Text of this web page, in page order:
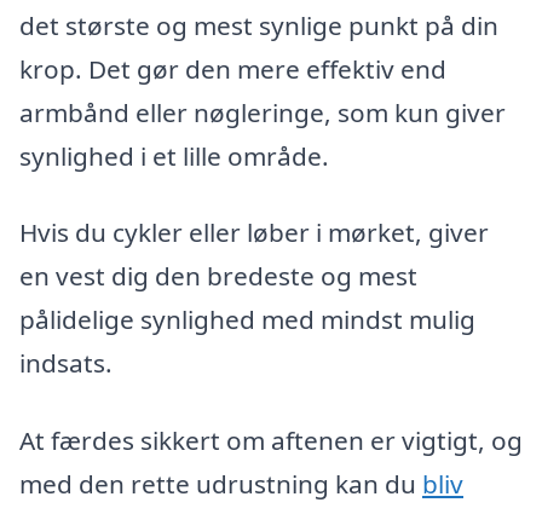
det største og mest synlige punkt på din
krop. Det gør den mere effektiv end
armbånd eller nøgleringe, som kun giver
synlighed i et lille område.
Hvis du cykler eller løber i mørket, giver
en vest dig den bredeste og mest
pålidelige synlighed med mindst mulig
indsats.
At færdes sikkert om aftenen er vigtigt, og
med den rette udrustning kan du bliv